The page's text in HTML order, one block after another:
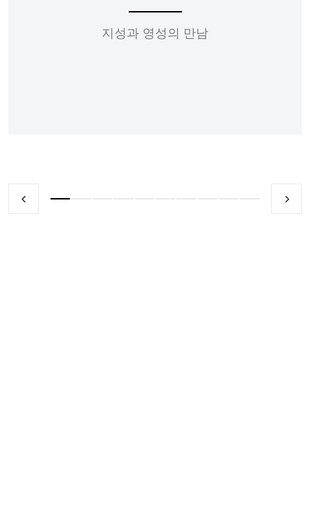
지성과 영성의 만남